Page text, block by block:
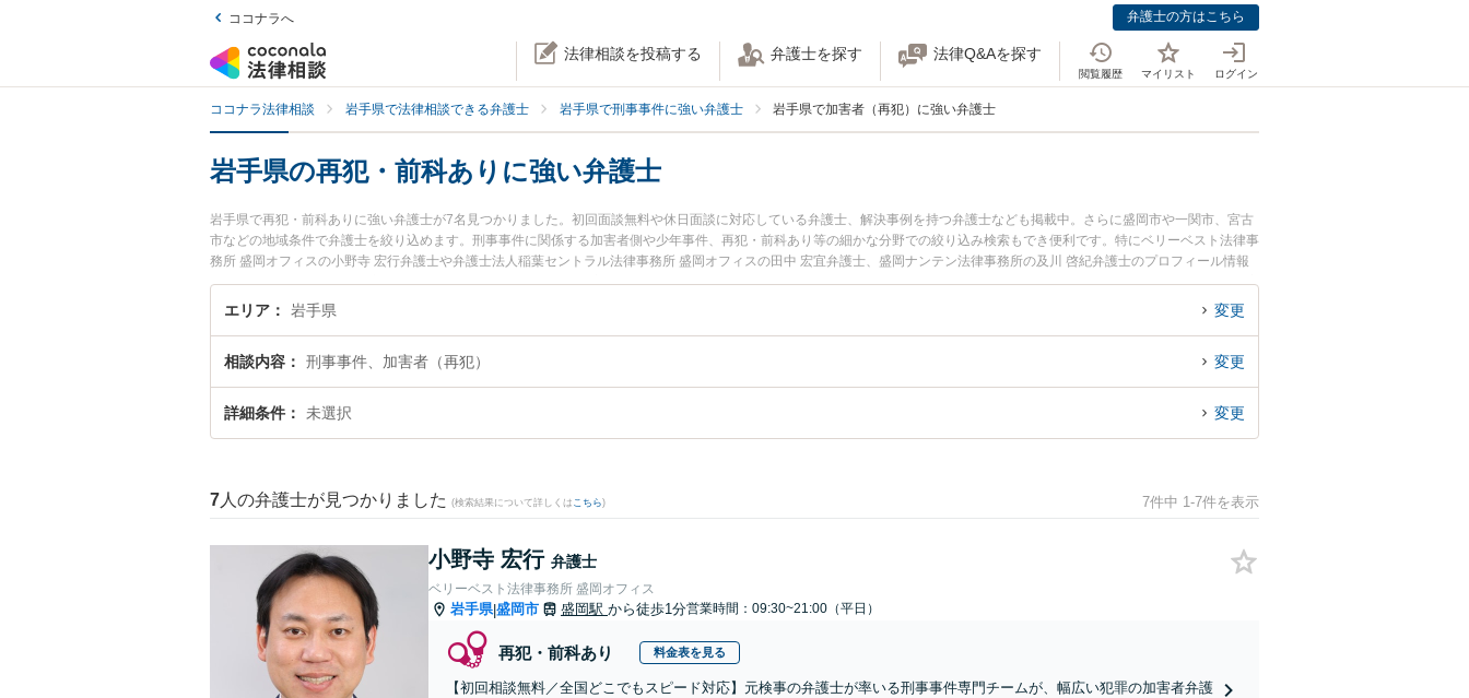
ココナラへ 弁護士の方はこちら
法律相談を投稿する 弁護士を探す 法律Q&Aを探す
閲覧履歴 マイリスト ログイン
ココナラ法律相談 岩手県で法律相談できる弁護士 岩手県で刑事事件に強い弁護士 岩手県で加害者（再犯）に強い弁護士
岩手県の再犯・前科ありに強い弁護士
岩手県で再犯・前科ありに強い弁護士が7名見つかりました。初回面談無料や休日面談に対応している弁護士、解決事例を持つ弁護士なども掲載中。さらに盛岡市や一関市、宮古
市などの地域条件で弁護士を絞り込めます。刑事事件に関係する加害者側や少年事件、再犯・前科あり等の細かな分野での絞り込み検索もでき便利です。特にベリーベスト法律事
務所 盛岡オフィスの小野寺 宏行弁護士や弁護士法人稲葉セントラル法律事務所 盛岡オフィスの田中 宏宜弁護士、盛岡ナンテン法律事務所の及川 啓紀弁護士のプロフィール情報
や弁護士費用、強みなどが注目されています。『岩手県で土日や夜間に発生した再犯・前科ありのトラブルを今すぐに弁護士に相談したい』『再犯・前科ありのトラブル解決の実
績豊富な近くの弁護士を検索したい』『初回相談無料で再犯・前科ありを法律相談できる岩手県内の弁護士に相談予約したい』などでお困りの相談者さんにおすすめです。
エリア 岩手県 変更
相談内容 刑事事件、加害者（再犯） 変更
詳細条件 未選択 変更
7 人の弁護士が見つかりました (検索結果について詳しくは こちら) 7件中 1-7件を表示
小野寺 宏行 弁護士
ベリーベスト法律事務所 盛岡オフィス
岩手県|盛岡市 盛岡駅 から徒歩1分営業時間：09:30~21:00（平日）
再犯・前科あり 料金表を見る
【初回相談無料／全国どこでもスピード対応】元検事の弁護士が率いる刑事事件専門チームが、幅広い犯罪の加害者弁護